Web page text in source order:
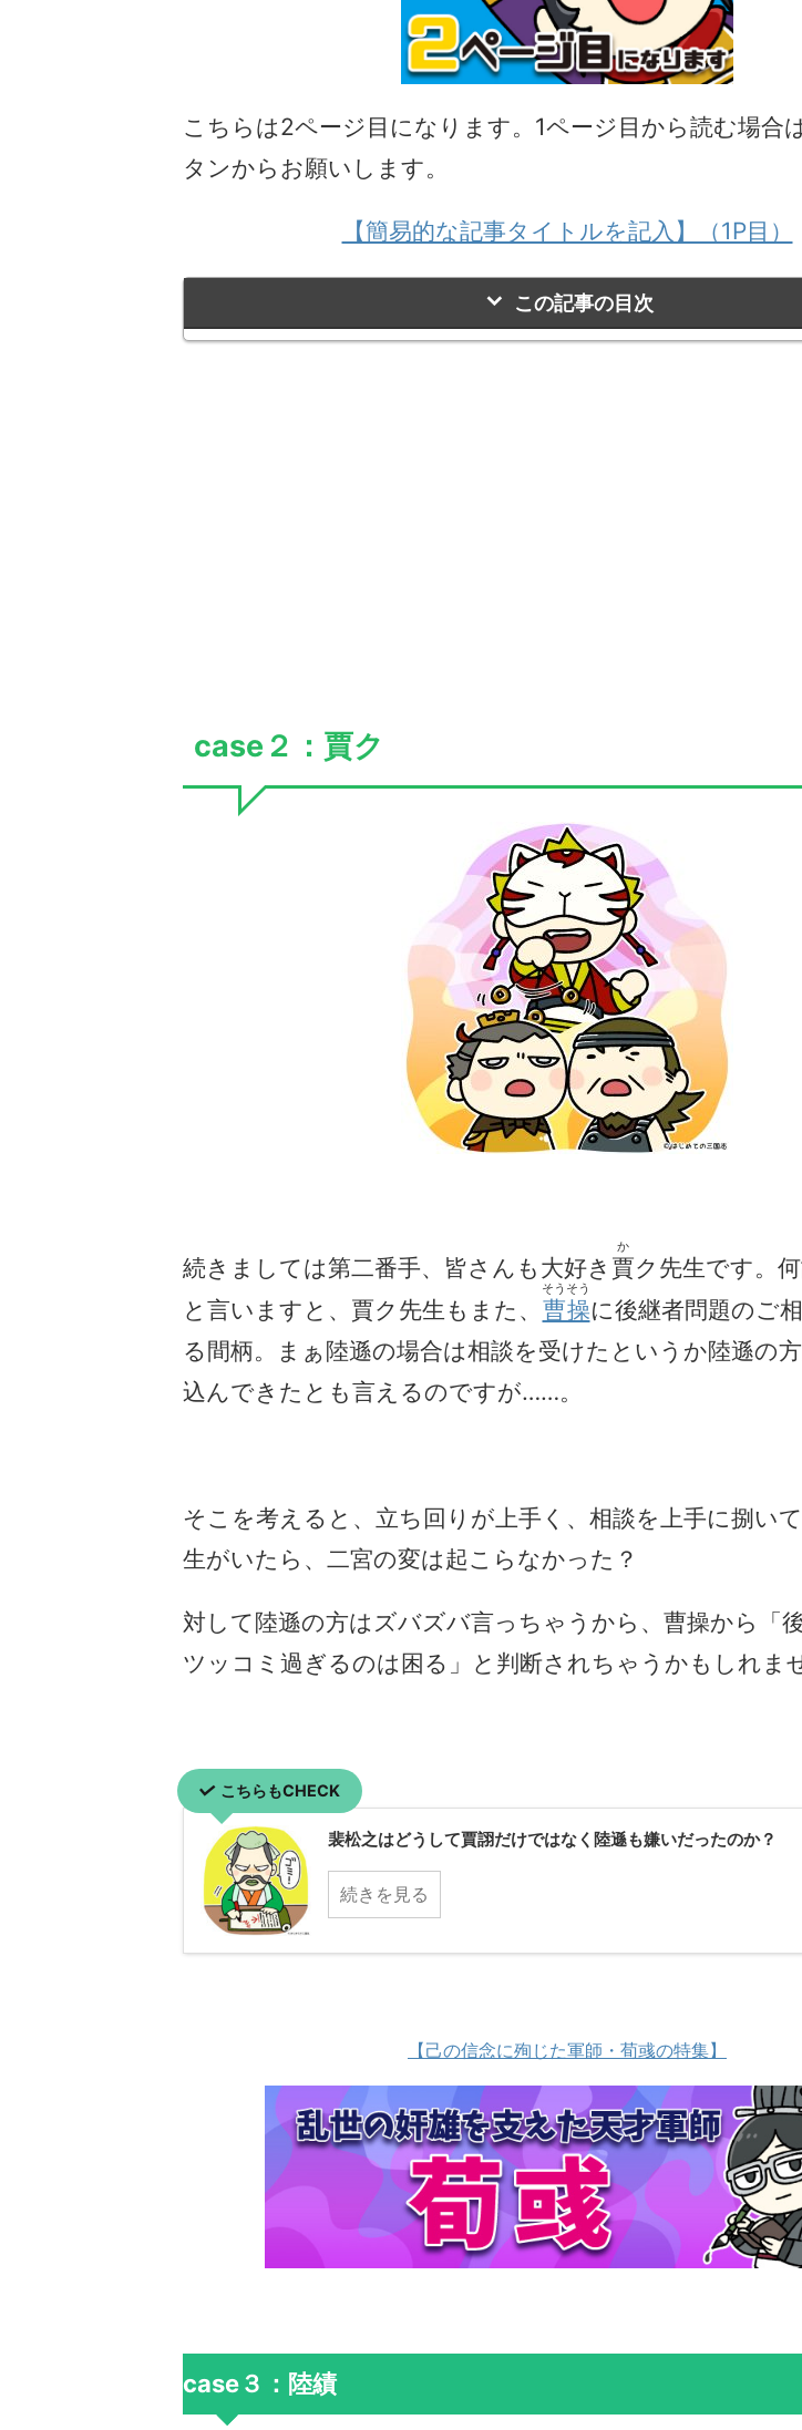
こちらは2ページ目になります。1ページ目から読む場合
タンからお願いします。
【簡易的な記事タイトルを記入】（1P目）
この記事の目次
case２：賈ク
続きましては第二番手、皆さんも大好き 賈
か
ク先生です。
と言いますと、賈ク先生もまた、 曹操
そうそう
に後継者問題のご
る間柄。まぁ陸遜の場合は相談を受けたというか陸遜の
込んできたとも言えるのですが……。
そこを考えると、立ち回りが上手く、相談を上手に捌い
生がいたら、二宮の変は起こらなかった？
対して陸遜の方はズバズバ言っちゃうから、曹操から「
ツッコミ過ぎるのは困る」と判断されちゃうかもしれま
こちらもCHECK
裴松之はどうして賈詡だけではなく陸遜も嫌いだったのか？
続きを見る
【己の信念に殉じた軍師・荀彧の特集】
case３：陸績